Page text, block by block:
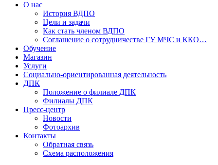
О нас
История ВДПО
Цели и задачи
Как стать членом ВДПО
Соглашение о сотрудничестве ГУ МЧС и ККО…
Обучение
Магазин
Услуги
Социально-ориентированная деятельность
ДПК
Положение о филиале ДПК
Филиалы ДПК
Пресс-центр
Новости
Фотоархив
Контакты
Обратная связь
Схема расположения